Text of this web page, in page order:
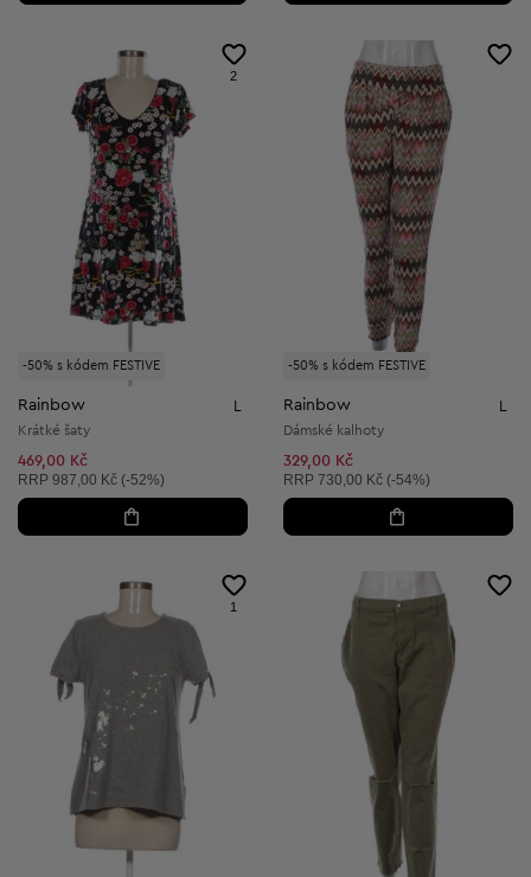
-50% s kódem FESTIVE
2
Rainbow L
Krátké šaty
469,00 Kč
Doporučená cena:
RRP 987,00 Kč (-52%)
-50% s kódem FESTIVE
Rainbow L
Dámské kalhoty
329,00 Kč
Doporučená cena:
RRP 730,00 Kč (-54%)
1